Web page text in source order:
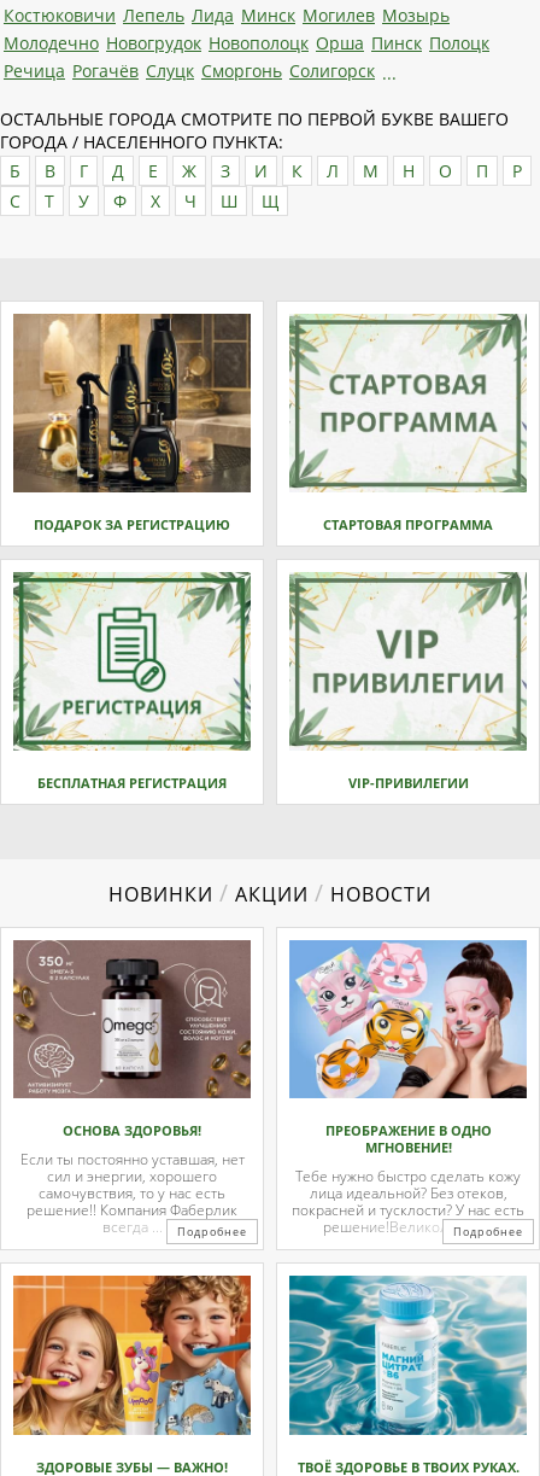
Костюковичи Лепель Лида Минск Могилев Мозырь
Молодечно Новогрудок Новополоцк Орша Пинск Полоцк
Речица Рогачёв Слуцк Сморгонь Солигорск ...
ОСТАЛЬНЫЕ ГОРОДА СМОТРИТЕ ПО ПЕРВОЙ БУКВЕ ВАШЕГО
ГОРОДА / НАСЕЛЕННОГО ПУНКТА:
Б
В Г Д Е Ж З И К Л М Н О П
Р
С
Т У Ф Х Ч Ш Щ
ПОДАРОК ЗА РЕГИСТРАЦИЮ СТАРТОВАЯ ПРОГРАММА
БЕСПЛАТНАЯ РЕГИСТРАЦИЯ VIP-ПРИВИЛЕГИИ
НОВИНКИ / АКЦИИ / НОВОСТИ
ОСНОВА ЗДОРОВЬЯ!
Если ты постоянно уставшая, нет
сил и энергии, хорошего
самочувствия, то у нас есть
решение!! Компания Фаберлик
всегда ...
Подробнее
ПРЕОБРАЖЕНИЕ В ОДНО
МГНОВЕНИЕ!
Тебе нужно быстро сделать кожу
лица идеальной? Без отеков,
покрасней и тусклости? У нас есть
решение!Великолепные
тканевые ...
Подробнее
ЗДОРОВЫЕ ЗУБЫ — ВАЖНО! ТВОЁ ЗДОРОВЬЕ В ТВОИХ РУКАХ.